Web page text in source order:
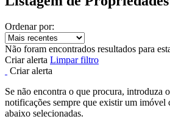
Ordenar por:
Não foram encontrados resultados para
Criar alerta Limpar filtro
Criar alerta
Se não encontra o que procura, introduza
notificações sempre que existir um imóvel
abaixo selecionadas.